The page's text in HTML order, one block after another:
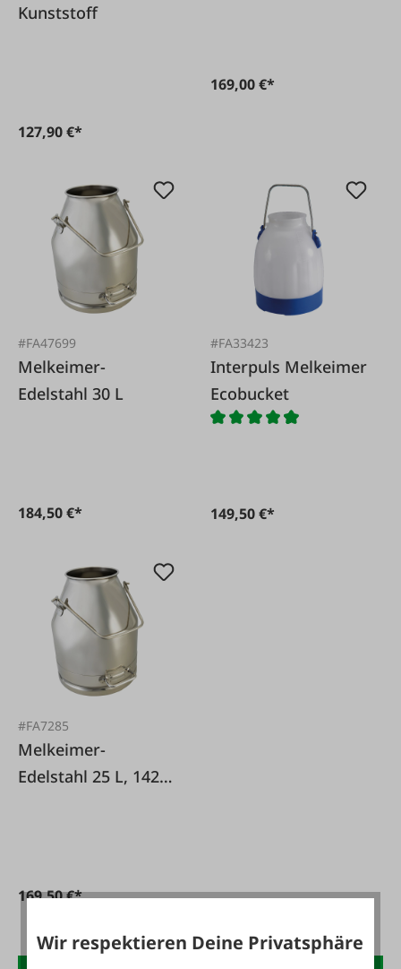
Kunststoff
127,90 €*
169,00 €*
#FA47699
Melkeimer-
Edelstahl 30 L
184,50 €*
#FA33423
Interpuls Melkeimer
Ecobucket
149,50 €*
#FA7285
Melkeimer-
Edelstahl 25 L, 142
169,50 €*
Wir respektieren Deine Privatsphäre